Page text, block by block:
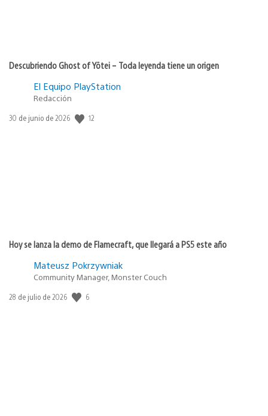
Descubriendo Ghost of Yōtei – Toda leyenda tiene un origen
El Equipo PlayStation
Redacción
Fecha
30 de junio de 2026 12
Hoy se lanza la demo de Flamecraft, que llegará a PS5 este año
Mateusz Pokrzywniak
Community Manager, Monster Couch
Fecha
28 de julio de 2026 6